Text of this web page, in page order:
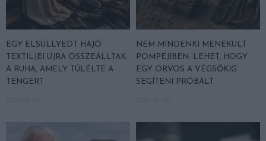
EGY ELSÜLLYEDT HAJÓ
TEXTILJEI ÚJRA ÖSSZEÁLLTAK:
A RUHA, AMELY TÚLÉLTE A
TENGERT
NEM MINDENKI MENEKÜLT
POMPEJIBEN: LEHET, HOGY
EGY ORVOS A VÉGSŐKIG
SEGÍTENI PRÓBÁLT